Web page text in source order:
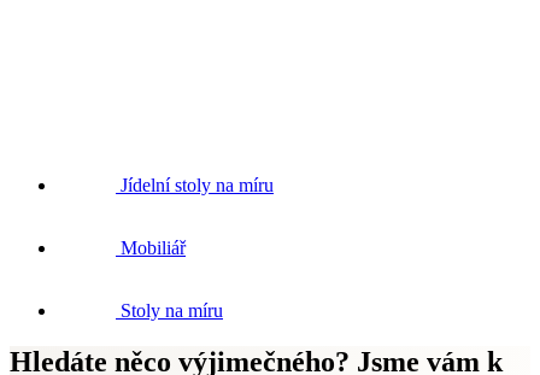
Jídelní stoly na míru
Mobiliář
Stoly na míru
Hledáte něco výjimečného? Jsme vám k